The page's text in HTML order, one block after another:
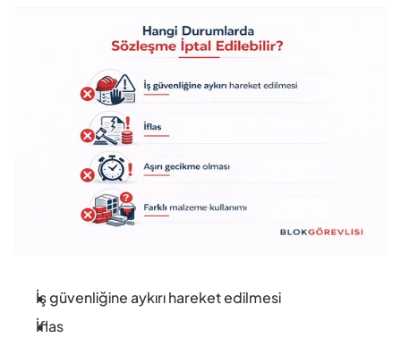
İş güvenliğine aykırı hareket edilmesi
İflas